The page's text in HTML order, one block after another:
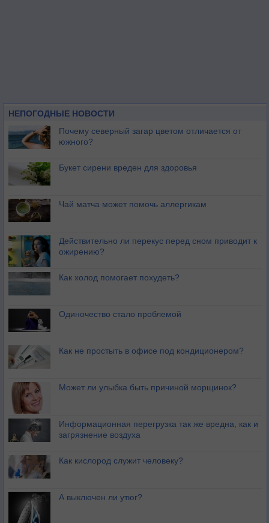
НЕПОГОДНЫЕ НОВОСТИ
Почему северный загар цветом отличается от
южного?
Букет сирени вреден для здоровья
Чай матча может помочь аллергикам
Действительно ли перекус перед сном приводит к
ожирению?
Как холод помогает похудеть?
Одиночество стало проблемой
Как не простыть в офисе под кондиционером?
Может ли улыбка быть причиной морщинок?
Информационная перегрузка так же вредна, как и
загрязнение воздуха
Как кислород служит человеку?
А выключен ли утюг?